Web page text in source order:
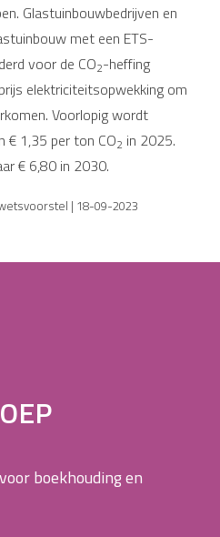
Glastuinbouwbedrijven en
met een ETS-
voor de CO2-heffing
elektriciteitsopwekking om
Voorlopig wordt
€ 1,35 per ton CO2 in 2025.
€ 6,80 in 2030.
| 18-09-2023
boekhouding en